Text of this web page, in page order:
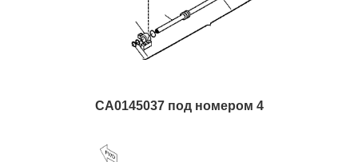
CA0145037 под номером 4